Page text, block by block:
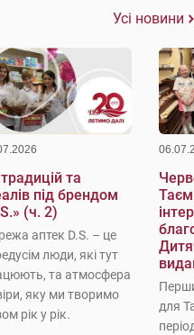
Усі новини
та
під брендом
(ч. 2)
аптек D.S. – це
люди, які тут
та атмосфера
яку ми творимо
рік у рік.
для